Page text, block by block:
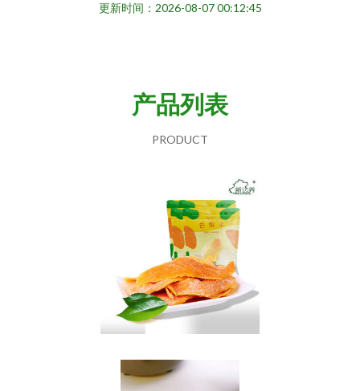
更新时间：2026-08-07 00:12:45
产品列表
PRODUCT